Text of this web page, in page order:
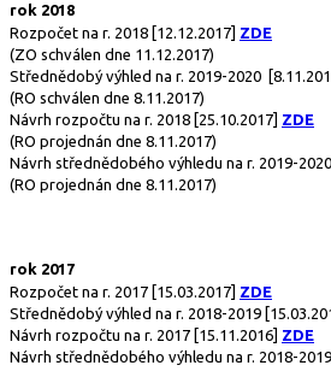
rok 2018
Rozpočet na r. 2018 [12.12.2017] ZDE
(ZO schválen dne 11.12.2017)
Střednědobý výhled na r. 2019-2020
(RO schválen dne 8.11.2017)
Návrh rozpočtu na r. 2018 [25.10.2017] ZDE
(RO projednán dne 8.11.2017)
Návrh střednědobého výhledu na r. 2019-2020
(RO projednán dne 8.11.2017)
rok 2017
Rozpočet na r. 2017 [15.03.2017] ZDE
Střednědobý výhled na r. 2018-2019
Návrh rozpočtu na r. 2017 [15.11.2016] ZDE
Návrh střednědobého výhledu na r. 2018-2019